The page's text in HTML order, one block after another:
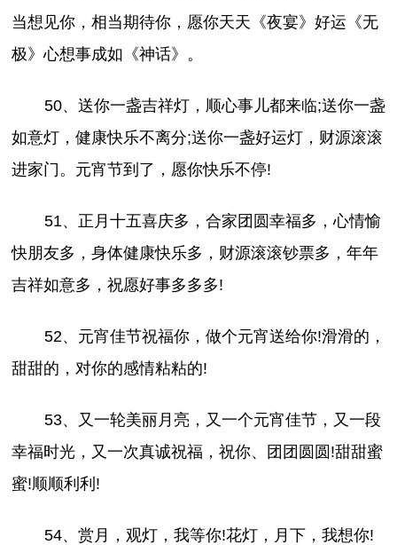
当想见你，相当期待你，愿你天天《夜宴》好运《无
极》心想事成如《神话》。
50、送你一盏吉祥灯，顺心事儿都来临;送你一盏
如意灯，健康快乐不离分;送你一盏好运灯，财源滚滚
进家门。元宵节到了，愿你快乐不停!
51、正月十五喜庆多，合家团圆幸福多，心情愉
快朋友多，身体健康快乐多，财源滚滚钞票多，年年
吉祥如意多，祝愿好事多多多!
52、元宵佳节祝福你，做个元宵送给你!滑滑的，
甜甜的，对你的感情粘粘的!
53、又一轮美丽月亮，又一个元宵佳节，又一段
幸福时光，又一次真诚祝福，祝你、团团圆圆!甜甜蜜
蜜!顺顺利利!
54、赏月，观灯，我等你!花灯，月下，我想你!